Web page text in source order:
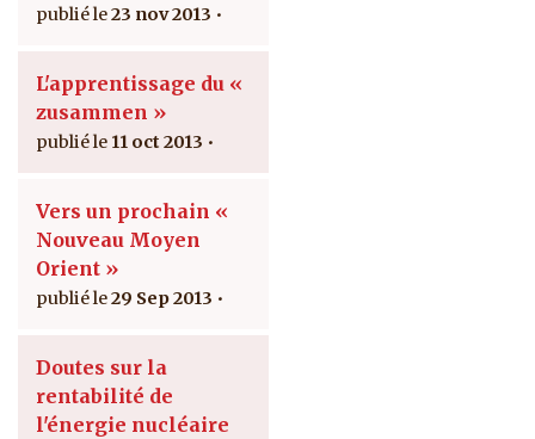
23 nov 2013
L'apprentissage du «
zusammen »
11 oct 2013
Vers un prochain «
Nouveau Moyen
Orient »
29 Sep 2013
Doutes sur la
rentabilité de
l'énergie nucléaire